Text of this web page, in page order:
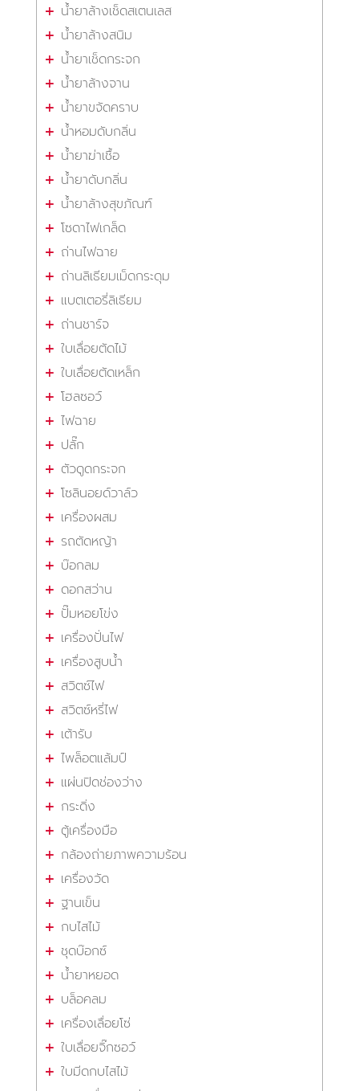
น้ำยาล้างเช็ดสเตนเลส
น้ำยาล้างสนิม
น้ำยาเช็ดกระจก
น้ำยาล้างจาน
น้ำยาขจัดคราบ
น้ำหอมดับกลิ่น
น้ำยาฆ่าเชื้อ
น้ำยาดับกลิ่น
น้ำยาล้างสุขภัณฑ์
โซดาไฟเกล็ด
ถ่านไฟฉาย
ถ่านลิเธียมเม็ดกระดุม
แบตเตอรี่ลิเธียม
ถ่านชาร์จ
ใบเลื่อยตัดไม้
ใบเลื่อยตัดเหล็ก
โฮลซอว์
ไฟฉาย
ปลั๊ก
ตัวดูดกระจก
โซลินอยด์วาล์ว
เครื่องผสม
รถตัดหญ้า
บ๊อกลม
ดอกสว่าน
ปั๊มหอยโข่ง
เครื่องปั่นไฟ
เครื่องสูบน้ำ
สวิตซ์ไฟ
สวิตซ์หรี่ไฟ
เต้ารับ
ไพล็อตแล้มป์
แผ่นปิดช่องว่าง
กระดิ่ง
ตู้เครื่องมือ
กล้องถ่ายภาพความร้อน
เครื่องวัด
ฐานเข็น
กบไสไม้
ชุดบ๊อกซ์
น้ำยาหยอด
บล็อคลม
เครื่องเลื่อยโซ่
ใบเลื่อยจิ๊กซอว์
ใบมีดกบไสไม้